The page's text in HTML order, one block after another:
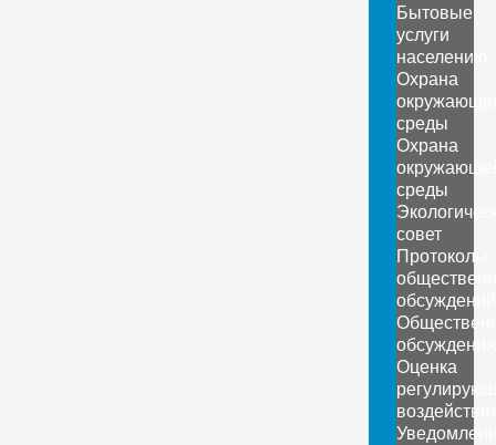
Бытовые
услуги
населению
Охрана
среды
Охрана
среды
совет
Протоколы
обсуждений
обсуждения
Оценка